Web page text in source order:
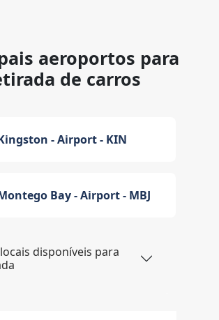
aeroportos para
de carros
- Airport - KIN
Bay - Airport - MBJ
disponíveis para